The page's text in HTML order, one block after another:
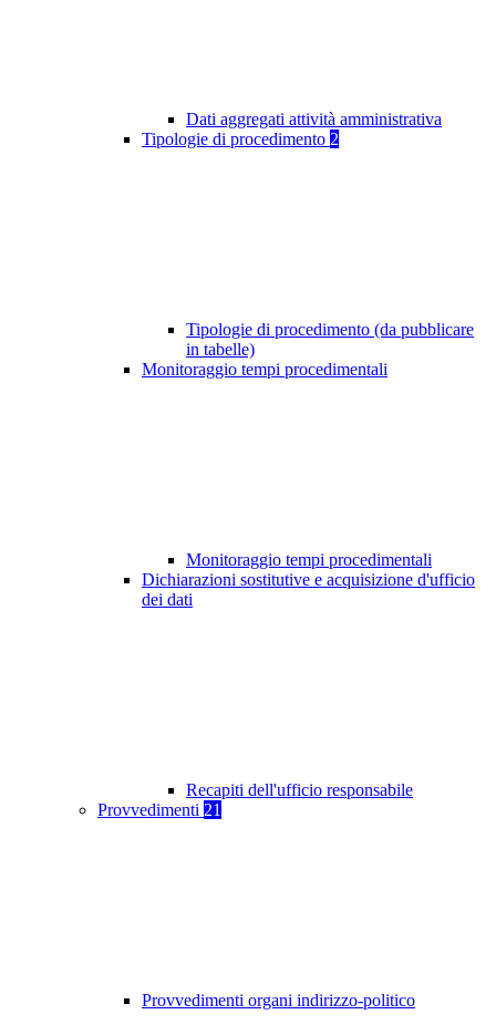
Dati aggregati attività amministrativa
Tipologie di procedimento 2
Tipologie di procedimento (da pubblicare
in tabelle)
Monitoraggio tempi procedimentali
Monitoraggio tempi procedimentali
Dichiarazioni sostitutive e acquisizione d'ufficio
dei dati
Recapiti dell'ufficio responsabile
Provvedimenti 21
Provvedimenti organi indirizzo-politico